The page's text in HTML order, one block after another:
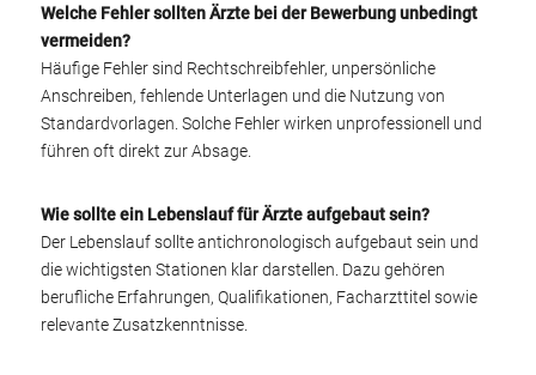
Welche Fehler sollten Ärzte bei der Bewerbung unbedingt
vermeiden?
Häufige Fehler sind Rechtschreibfehler, unpersönliche
Anschreiben, fehlende Unterlagen und die Nutzung von
Standardvorlagen. Solche Fehler wirken unprofessionell und
führen oft direkt zur Absage.
Wie sollte ein Lebenslauf für Ärzte aufgebaut sein?
Der Lebenslauf sollte antichronologisch aufgebaut sein und
die wichtigsten Stationen klar darstellen. Dazu gehören
berufliche Erfahrungen, Qualifikationen, Facharzttitel sowie
relevante Zusatzkenntnisse.